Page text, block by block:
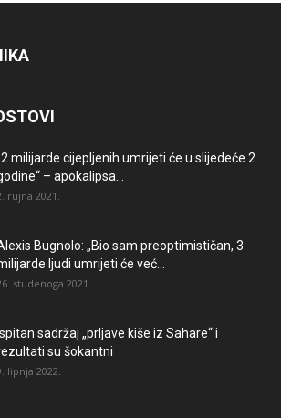
milijarde cijepljenih umrijeti će u slijedeće 2
– apokalipsa...
rujna 2021.
Bugnolo: „Bio sam preoptimističan, 3
ljudi umrijeti će već...
studenoga 2021.
Ispitan sadržaj „prljave kiše iz Sahare“ i
su šokantni
lipnja 2022.